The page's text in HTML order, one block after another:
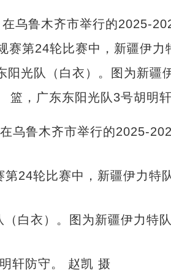
乌鲁木齐市举行的2025-
第24轮比赛中，新疆伊力
（白衣）。图为新疆伊力特
轩防守。 赵凯 摄